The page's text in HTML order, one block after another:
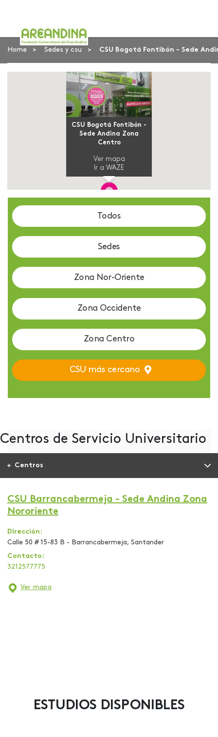
Home Sedes y csu CSU Bogotá Fontibón - Sede
CSU Bogotá Fontibón -
Sede Andina Zona
Centro
Ver mapa
Ir a WAZE
Todos
Sedes
Zona Nor-Oriente
Zona Occidente
Zona Centro
CSU más cercano
Centros de Servicio Universitario
Centros
CSU Barrancabermeja - Sede Andina Zona
Nororiente
Dirección:
Calle 50 # 15-83 B - Barrancabermeja, Santander
Contacto:
3212577775
Ver mapa
ESTUDIOS DISPONIBLES